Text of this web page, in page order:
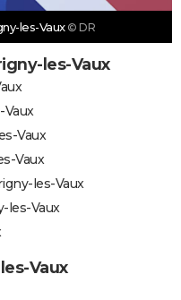
les-Vaux © DR
les-Vaux
Vaux
Vaux
Vaux
les-Vaux
les-Vaux
Vaux